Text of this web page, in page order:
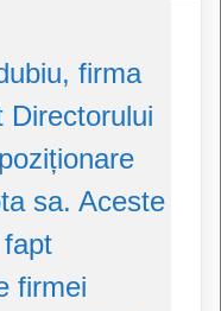
firma
Directorului
sa. Aceste
firmei